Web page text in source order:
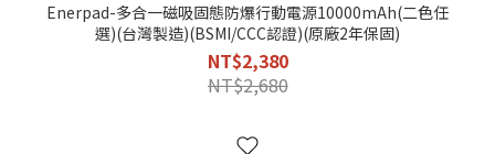
Enerpad-多合一磁吸固態防爆行動電源10000mAh(二色任
選)(台灣製造)(BSMI/CCC認證)(原廠2年保固)
NT$2,380
NT$2,680